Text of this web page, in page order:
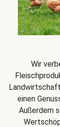
Wir
einen
Außerdem